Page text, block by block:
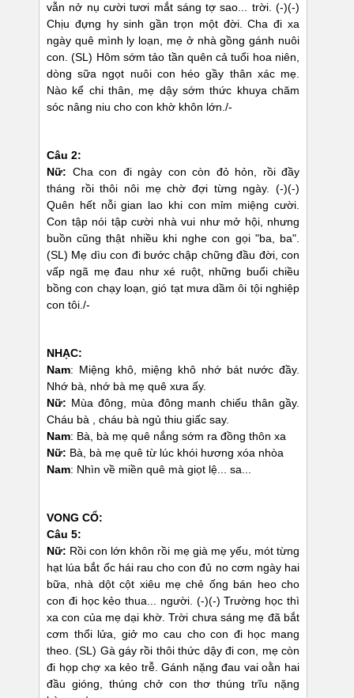
vẫn nở nụ cười tươi mắt sáng tợ sao... trời. (-)(-)
Chịu đựng hy sinh gần trọn một đời. Cha đi xa
ngày quê mình ly loạn, mẹ ở nhà gồng gánh nuôi
con. (SL) Hôm sớm tảo tần quên cả tuổi hoa niên,
dòng sữa ngọt nuôi con héo gầy thân xác mẹ.
Nào kể chi thân, mẹ dậy sớm thức khuya chăm
sóc nâng niu cho con khờ khôn lớn./-
Câu 2:
Nữ: Cha con đi ngày con còn đỏ hỏn, rồi đầy
tháng rồi thôi nôi mẹ chờ đợi từng ngày. (-)(-)
Quên hết nỗi gian lao khi con mỉm miệng cười.
Con tập nói tập cười nhà vui như mở hội, nhưng
buồn cũng thật nhiều khi nghe con gọi "ba, ba".
(SL) Mẹ dìu con đi bước chập chững đầu đời, con
vấp ngã mẹ đau như xé ruột, những buổi chiều
bồng con chạy loạn, gió tạt mưa dầm ôi tội nghiệp
con tôi./-
NHẠC:
Nam: Miệng khô, miệng khô nhớ bát nước đầy.
Nhớ bà, nhớ bà mẹ quê xưa ấy.
Nữ: Mùa đông, mùa đông manh chiếu thân gầy.
Cháu bà , cháu bà ngủ thiu giấc say.
Nam: Bà, bà mẹ quê nắng sớm ra đồng thôn xa
Nữ: Bà, bà mẹ quê từ lúc khói hương xóa nhòa
Nam: Nhìn về miền quê mà giọt lệ... sa...
VONG CỔ:
Câu 5:
Nữ: Rồi con lớn khôn rồi mẹ già mẹ yếu, mót từng
hạt lúa bắt ốc hái rau cho con đủ no cơm ngày hai
bữa, nhà dột cột xiêu mẹ chẻ ống bán heo cho
con đi học kẻo thua... người. (-)(-) Trường học thì
xa con của mẹ dại khờ. Trời chưa sáng mẹ đã bắt
cơm thổi lửa, giở mo cau cho con đi học mang
theo. (SL) Gà gáy rồi thôi thức dậy đi con, mẹ còn
đi họp chợ xa kẻo trễ. Gánh nặng đau vai oằn hai
đầu gióng, thúng chở con thơ thúng trĩu nặng